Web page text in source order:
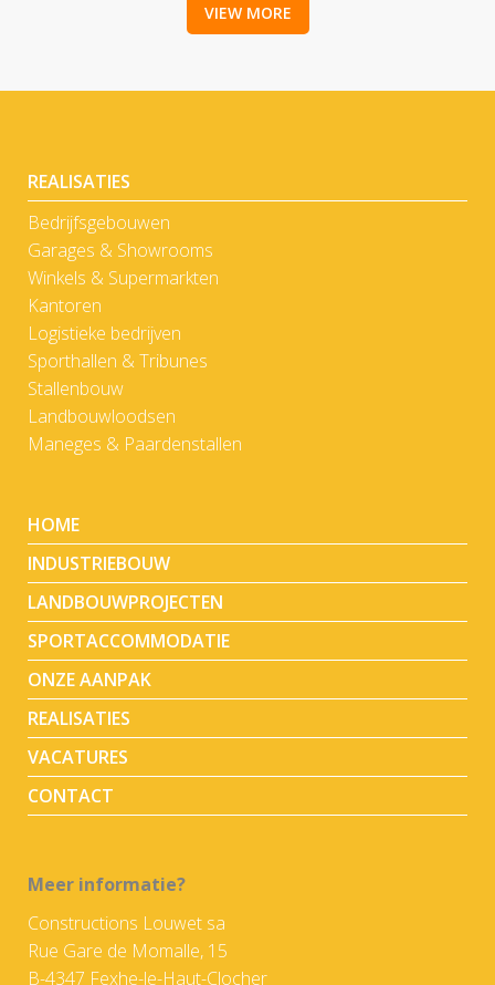
VIEW MORE
REALISATIES
Bedrijfsgebouwen
Garages & Showrooms
Winkels & Supermarkten
Kantoren
Logistieke bedrijven
Sporthallen & Tribunes
Stallenbouw
Landbouwloodsen
Maneges & Paardenstallen
HOME
INDUSTRIEBOUW
LANDBOUWPROJECTEN
SPORTACCOMMODATIE
ONZE AANPAK
REALISATIES
VACATURES
CONTACT
Meer informatie?
Constructions Louwet sa
Rue Gare de Momalle, 15
B-4347 Fexhe-le-Haut-Clocher